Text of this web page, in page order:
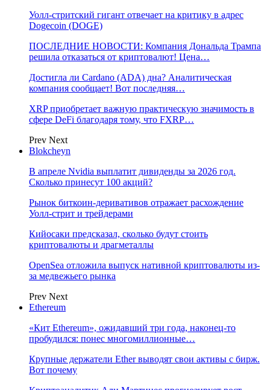
Уолл-стритский гигант отвечает на критику в адрес
Dogecoin (DOGE)
ПОСЛЕДНИЕ НОВОСТИ: Компания Дональда Трампа
решила отказаться от криптовалют! Цена…
Достигла ли Cardano (ADA) дна? Аналитическая
компания сообщает! Вот последняя…
XRP приобретает важную практическую значимость в
сфере DeFi благодаря тому, что FXRP…
Prev Next
Blokcheyn
В апреле Nvidia выплатит дивиденды за 2026 год.
Сколько принесут 100 акций?
Рынок биткоин-деривативов отражает расхождение
Уолл-стрит и трейдерами
Кийосаки предсказал, сколько будут стоить
криптовалюты и драгметаллы
OpenSea отложила выпуск нативной криптовалюты из-
за медвежьего рынка
Prev Next
Ethereum
«Кит Ethereum», ожидавший три года, наконец-то
пробудился: понес многомиллионные…
Крупные держатели Ether выводят свои активы с бирж.
Вот почему